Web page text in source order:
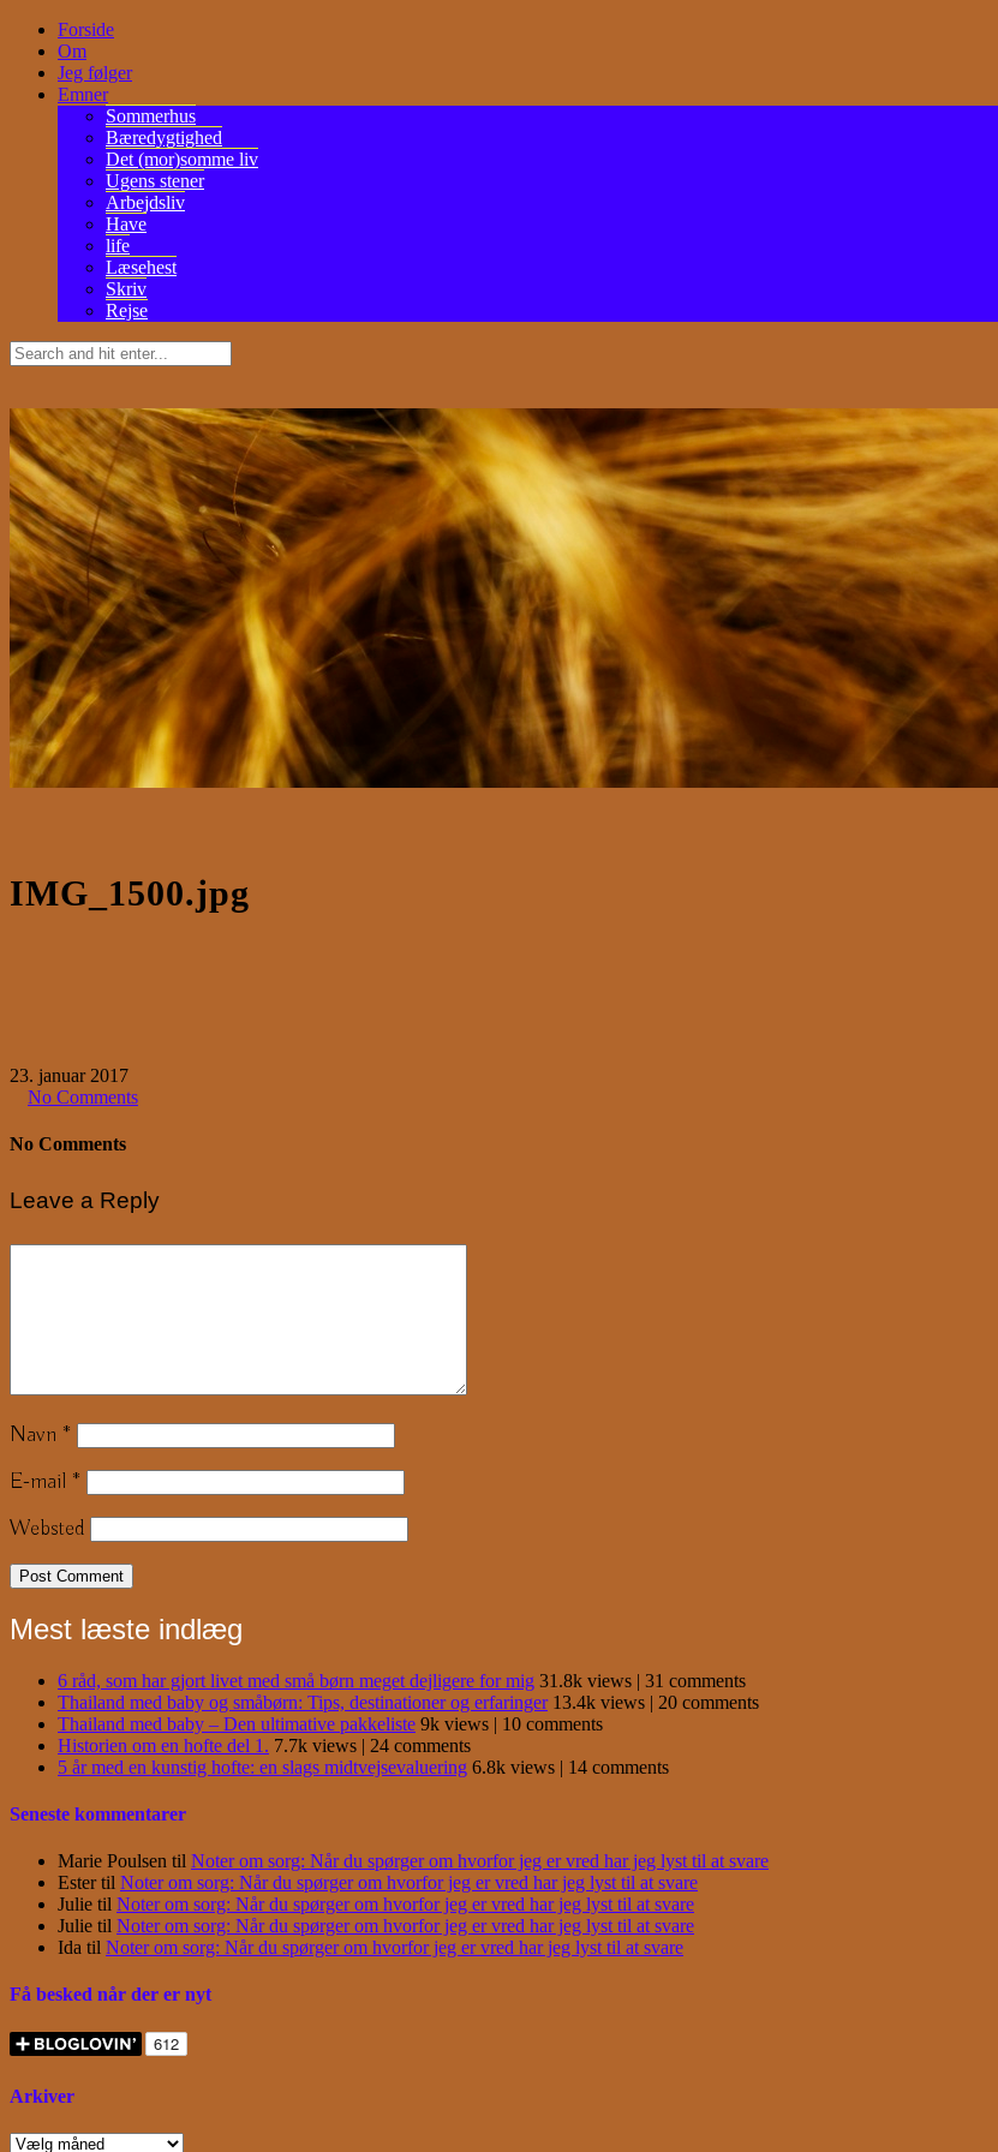
Forside
Om
Jeg følger
Emner
Sommerhus
Bæredygtighed
Det (mor)somme liv
Ugens stener
Arbejdsliv
Have
life
Læsehest
Skriv
Rejse
IMG_1500.jpg
23. januar 2017
No Comments
No Comments
Leave a Reply
Navn *
E-mail *
Websted
Mest læste indlæg
6 råd, som har gjort livet med små børn meget dejligere for mig 31.8k views | 31 comments
Thailand med baby og småbørn: Tips, destinationer og erfaringer 13.4k views | 20 comments
Thailand med baby – Den ultimative pakkeliste 9k views | 10 comments
Historien om en hofte del 1. 7.7k views | 24 comments
5 år med en kunstig hofte: en slags midtvejsevaluering 6.8k views | 14 comments
Seneste kommentarer
Marie Poulsen til Noter om sorg: Når du spørger om hvorfor jeg er vred har jeg lyst til at svare
Estertil Noter om sorg: Når du spørger om hvorfor jeg er vred har jeg lyst til at svare
Julie til Noter om sorg: Når du spørger om hvorfor jeg er vred har jeg lyst til at svare
Julie til Noter om sorg: Når du spørger om hvorfor jeg er vred har jeg lyst til at svare
Ida til Noter om sorg: Når du spørger om hvorfor jeg er vred har jeg lyst til at svare
Få besked når der er nyt
Arkiver
Arkiver